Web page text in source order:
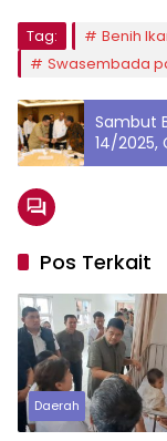
Tag: Benih
Swasembada
Sambut
14/2025,
Pos Terkait
Daerah